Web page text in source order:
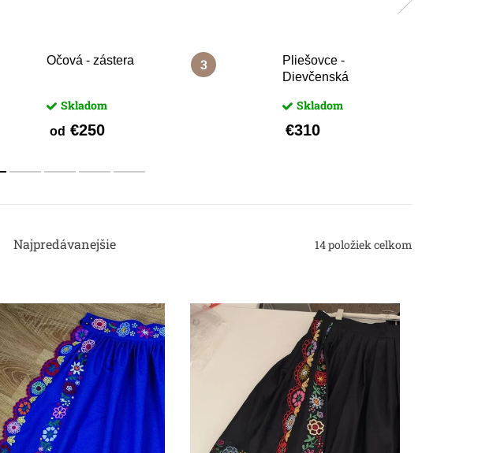
Očová - zástera
Skladom
od €250
Pliešovce -
Dievčenská
Skladom
€310
Najpredávanejšie 14položiek celkom